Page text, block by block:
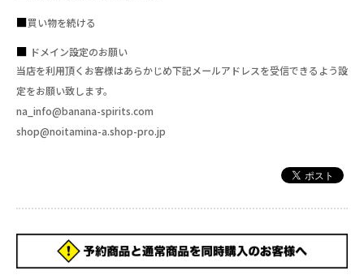
買い物を続ける
ドメイン設定のお願い
当店を利用頂くお客様はあらかじめ下記メールアドレスを受信できるよう設
定をお願い致します。
na_info@banana-spirits.com
shop@noitamina-a.shop-pro.jp